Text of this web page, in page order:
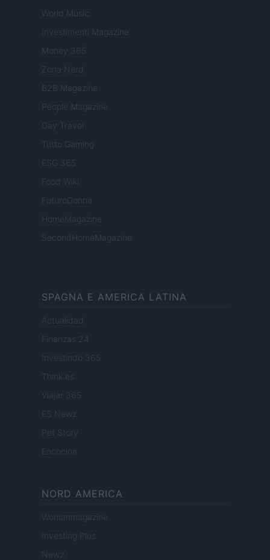
World Music
Investimenti Magazine
Money 365
Zona Nerd
B2B Magazine
People Magazine
Day Travel
Tutto Gaming
ESG 365
Food Wiki
FuturoDonna
HomeMagazine
SecondHomeMagazine
SPAGNA E AMERICA LATINA
Actualidad
Finanzas 24
Investindo 365
Think.es
Viajar 365
ES Newz
Pet Story
Encocina
NORD AMERICA
Womanmagazine
Investing Plus
Newz